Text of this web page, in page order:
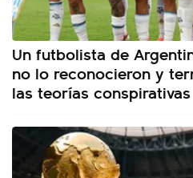
Un futbolista de
no lo reconocieron y
las teorías conspirativas